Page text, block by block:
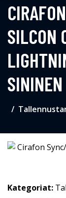
SILCON
SININEN
Kategoriat: